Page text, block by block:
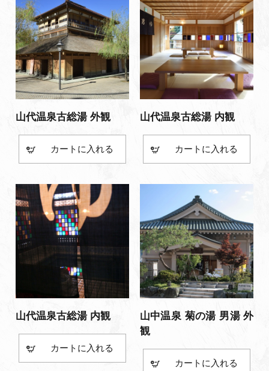
山代温泉古総湯 外観
カート
山代温泉古総湯 内観
カート
山代温泉古総湯 内観
カート
山中温泉 菊の湯 男湯 外
観
カート